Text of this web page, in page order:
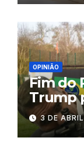
OPINIÃO
Fim do
Trump
para
3 DE